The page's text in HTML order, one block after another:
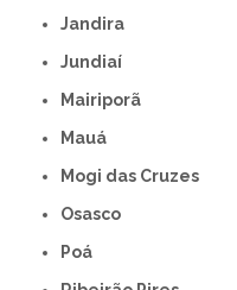
Jandira
Jundiaí
Mairiporã
Mauá
Mogi das Cruzes
Osasco
Poá